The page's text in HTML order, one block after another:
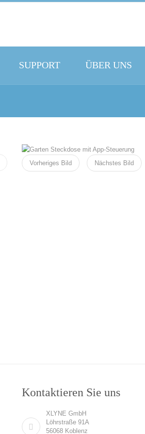
SUPPORT ÜBER UNS
Vorheriges Bild Nächstes Bild
Kontaktieren Sie uns
XLYNE GmbH
Löhrstraße 91A
56068 Koblenz